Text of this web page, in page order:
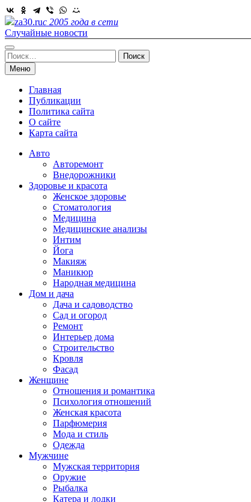
Skip
to
content
za30.ruс 2005 года в сети
Случайные новости
Найти:
Меню
Главная
Публикации
Политика сайта
О сайте
Карта сайта
Авто
Авторемонт
Внедорожники
Здоровье и красота
Женское здоровье
Стоматология
Медицина
Медицинские анализы
Интим
Йога
Макияж
Маникюр
Народная медицина
Дом и дача
Дача и садоводство
Сад и огород
Ремонт
Интерьер дома
Строительство
Кровля
Фасад
Женщине
Отношения и романтика
Психология отношений
Женская красота
Парфюмерия
Мода и стиль
Одежда
Мужчине
Мужская территория
Оружие
Рыбалка
Катера и лодки